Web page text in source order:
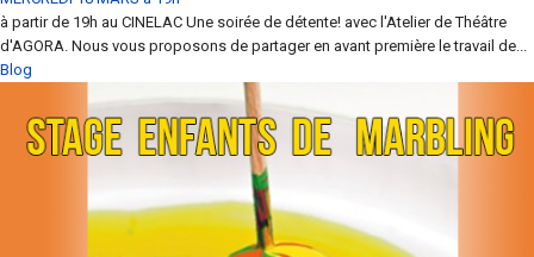
à partir de 19h au CINELAC Une soirée de détente! avec l'Atelier de Théâtre
d'AGORA. Nous vous proposons de partager en avant première le travail de...
Blog